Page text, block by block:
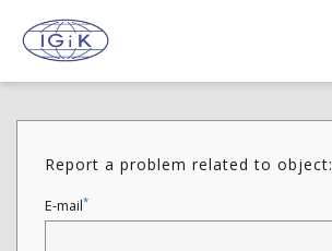
Report a problem related to object:
E-mail*